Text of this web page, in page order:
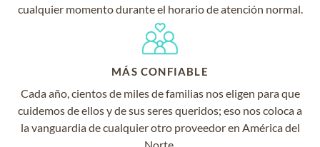
cualquier momento durante el horario de atención normal.
MÁS CONFIABLE
Cada año, cientos de miles de familias nos eligen para que
cuidemos de ellos y de sus seres queridos; eso nos coloca a
la vanguardia de cualquier otro proveedor en América del